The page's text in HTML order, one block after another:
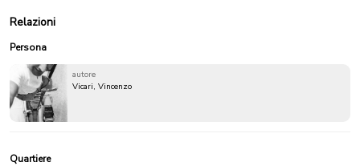
Relazioni
Persona
autore
Vicari, Vincenzo
Quartiere